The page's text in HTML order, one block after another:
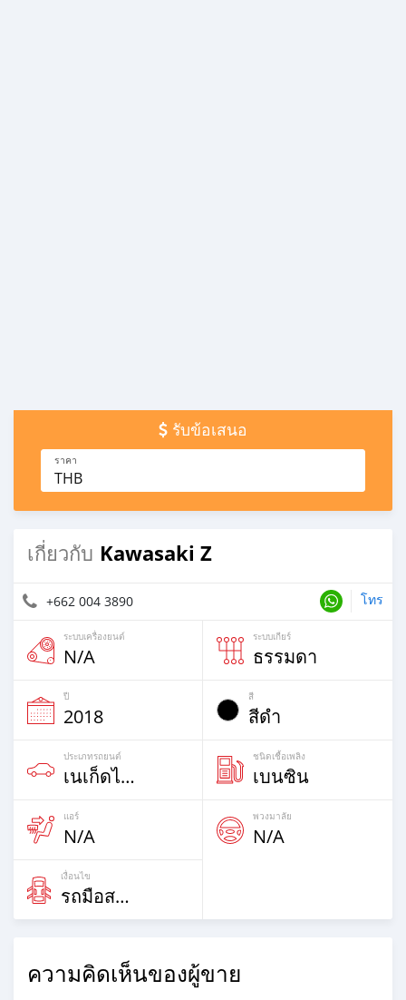
รับข้อเสนอ
ราคา
THB
เกี่ยวกับ Kawasaki Z
+662 004 3890 โทร
ระบบเครื่องยนต์
N/A
ระบบเกียร์
ธรรมดา
ปี
2018
สี
สีดำ
ประเภทรถยนต์
เนเก็ดไบก์
ชนิดเชื้อเพลิง
เบนซิน
แอร์
N/A
พวงมาลัย
N/A
เงื่อนไข
รถมือสอง
ความคิดเห็นของผู้ขาย